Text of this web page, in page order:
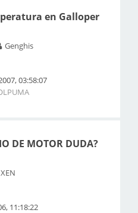
en Galloper
Genghis
03:58:07
DE MOTOR DUDA?
XEN
11:18:22